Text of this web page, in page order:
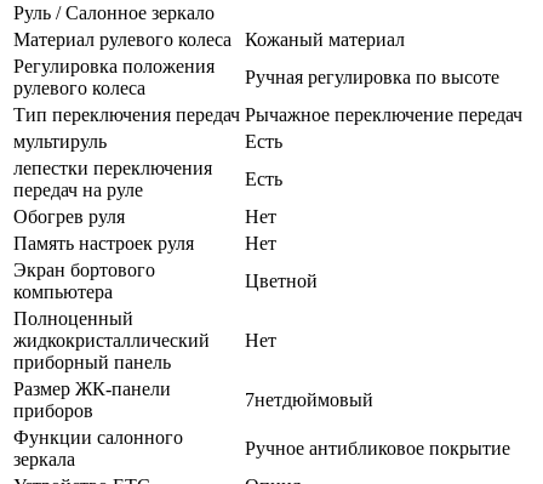
Руль / Салонное зеркало
Материал рулевого колеса
Кожаный материал
Регулировка положения
рулевого колеса
Ручная регулировка по высоте
Тип переключения передач Рычажное переключение передач
мультируль
Есть
лепестки переключения
передач на руле
Есть
Обогрев руля
Нет
Память настроек руля
Нет
Экран бортового
компьютера
Цветной
Полноценный
жидкокристаллический
приборный панель
Нет
Размер ЖК-панели
приборов
7нетдюймовый
Функции салонного
зеркала
Ручное антибликовое покрытие